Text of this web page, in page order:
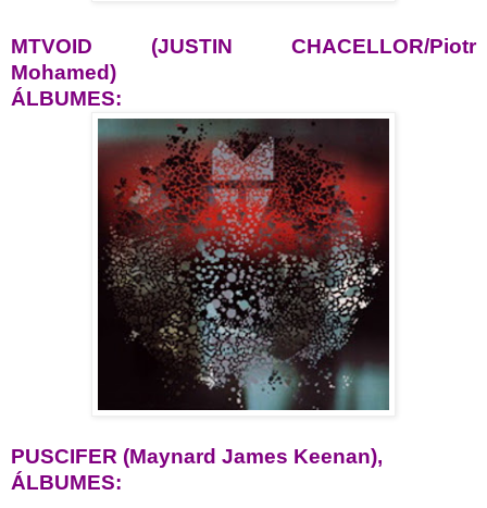
MTVOID (JUSTIN CHACELLOR/Piotr
Mohamed)
ÁLBUMES:
PUSCIFER (Maynard James Keenan),
ÁLBUMES: